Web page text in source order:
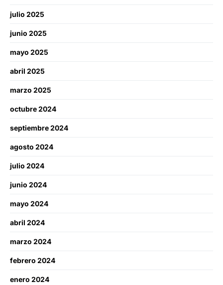
julio 2025
junio 2025
mayo 2025
abril 2025
marzo 2025
octubre 2024
septiembre 2024
agosto 2024
julio 2024
junio 2024
mayo 2024
abril 2024
marzo 2024
febrero 2024
enero 2024